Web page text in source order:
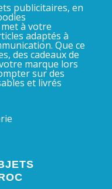
publicitaires, en
à votre
adaptés à
Que ce
des cadeaux de
marque lors
sur des
et livrés